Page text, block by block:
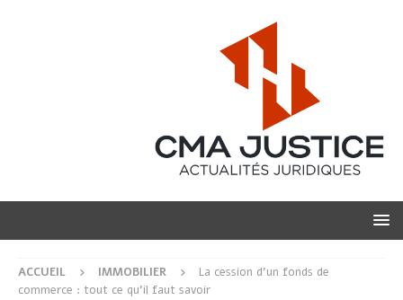
ACCUEIL IMMOBILIER
La cession d’un fonds de
commerce : tout ce qu’il faut savoir